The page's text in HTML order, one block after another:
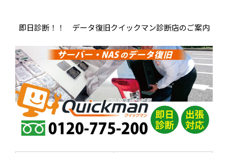
即日診断！！ データ復旧クイックマン診断店のご案内